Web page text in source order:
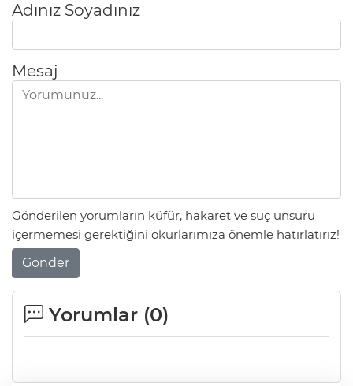
Adınız Soyadınız
Mesaj
Gönderilen yorumların küfür, hakaret ve suç unsuru
içermemesi gerektiğini okurlarımıza önemle hatırlatırız!
Gönder
Yorumlar (0)